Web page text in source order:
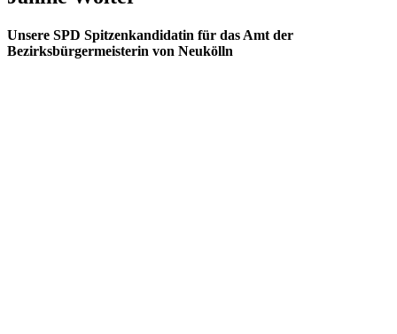
Unsere SPD Spitzenkandidatin für das Amt der
Bezirksbürgermeisterin von Neukölln